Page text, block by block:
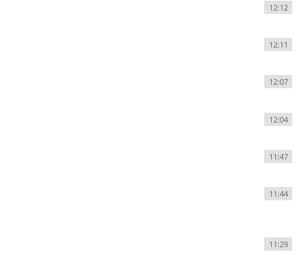
12:12
12:11
12:07
12:04
11:47
11:44
11:29